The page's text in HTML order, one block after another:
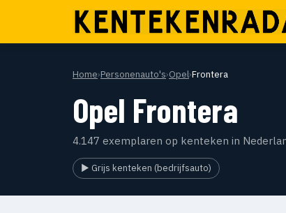
Home›Personenauto's›Opel›Frontera
Opel Frontera
4.147 exemplaren op kenteken in
▶ Grijs kenteken (bedrijfsauto)